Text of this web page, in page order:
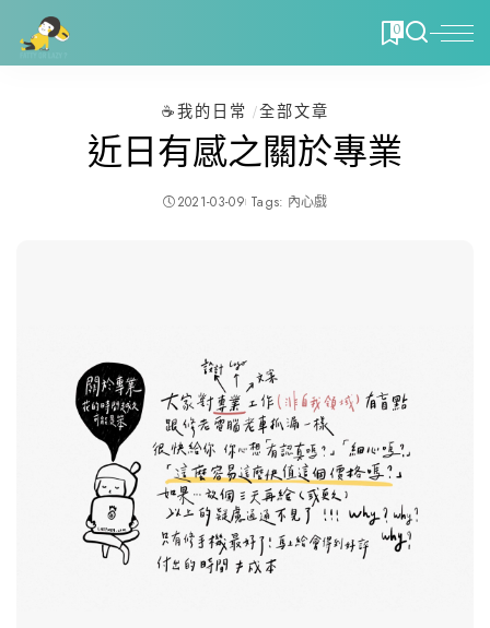
0
☕️我的日常 全部文章
近日有感之關於專業
2021-03-09 Tags: 內心戲